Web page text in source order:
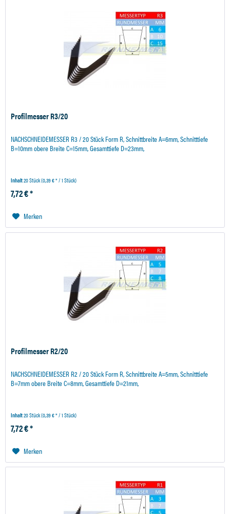
Profilmesser R3/20
NACHSCHNEIDEMESSER R3 / 20 Stück Form R, Schnittbreite A=6mm, Schnitttiefe
B=10mm obere Breite C=15mm, Gesamttiefe D=23mm,
Inhalt20 Stück(0,39 € * / 1 Stück)
7,72 € *
Merken
Profilmesser R2/20
NACHSCHNEIDEMESSER R2 / 20 Stück Form R, Schnittbreite A=5mm, Schnitttiefe
B=7mm obere Breite C=8mm, Gesamttiefe D=21mm,
Inhalt20 Stück(0,39 € * / 1 Stück)
7,72 € *
Merken